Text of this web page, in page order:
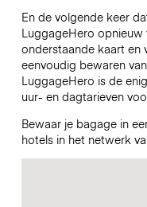
En de volgende keer
LuggageHero opnieuw
onderstaande kaart en
eenvoudig bewaren
LuggageHero is de
uur- en dagtarieven
Bewaar je bagage in
hotels in het netwerk